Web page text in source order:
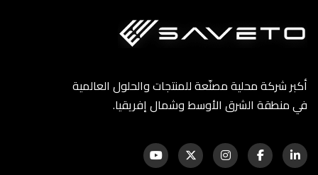
أكبر شركة محلية مصنّعة للمنتجات والحلول العالمية
في منطقة الشرق الأوسط وشمال إفريقيا.